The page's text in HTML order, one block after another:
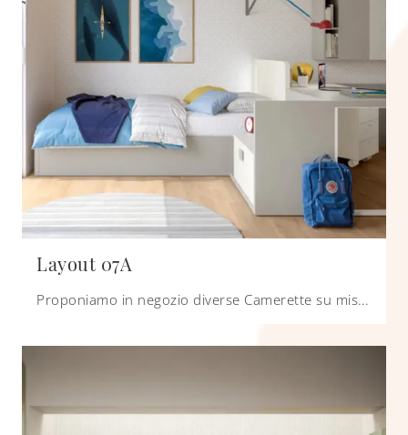
Layout 07A
Proponiamo in negozio diverse Camerette su misura moderne per ragazzi del brand, ideali per seguirli durante la loro crescita.